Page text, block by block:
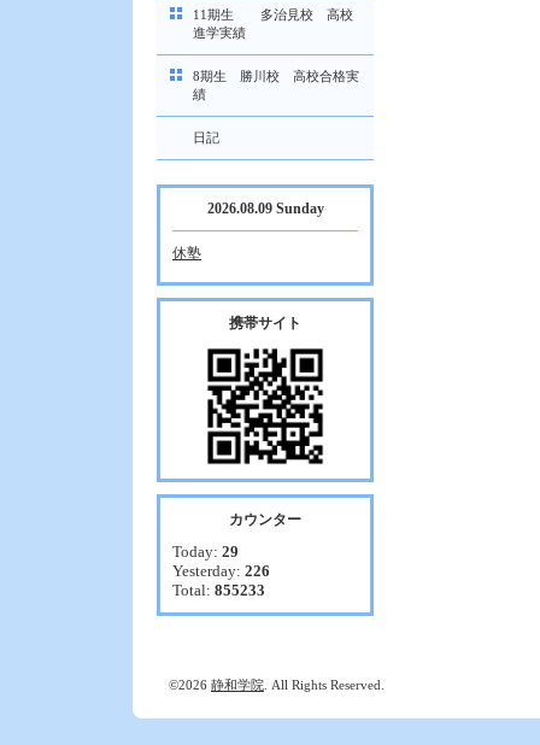
11期生 多治見校 高校
進学実績
8期生 勝川校 高校合格実
績
日記
2026.08.09 Sunday
休塾
携帯サイト
カウンター
Today: 29
Yesterday: 226
Total: 855233
©2026 静和学院 . All Rights Reserved.